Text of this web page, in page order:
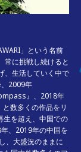
」という名前
常に挑戦し続けると
、生活していく中で
2009年
』、2018年
数多くの作品をリ
を超え、中国での
、2019年の中国を
、大盛況のままに